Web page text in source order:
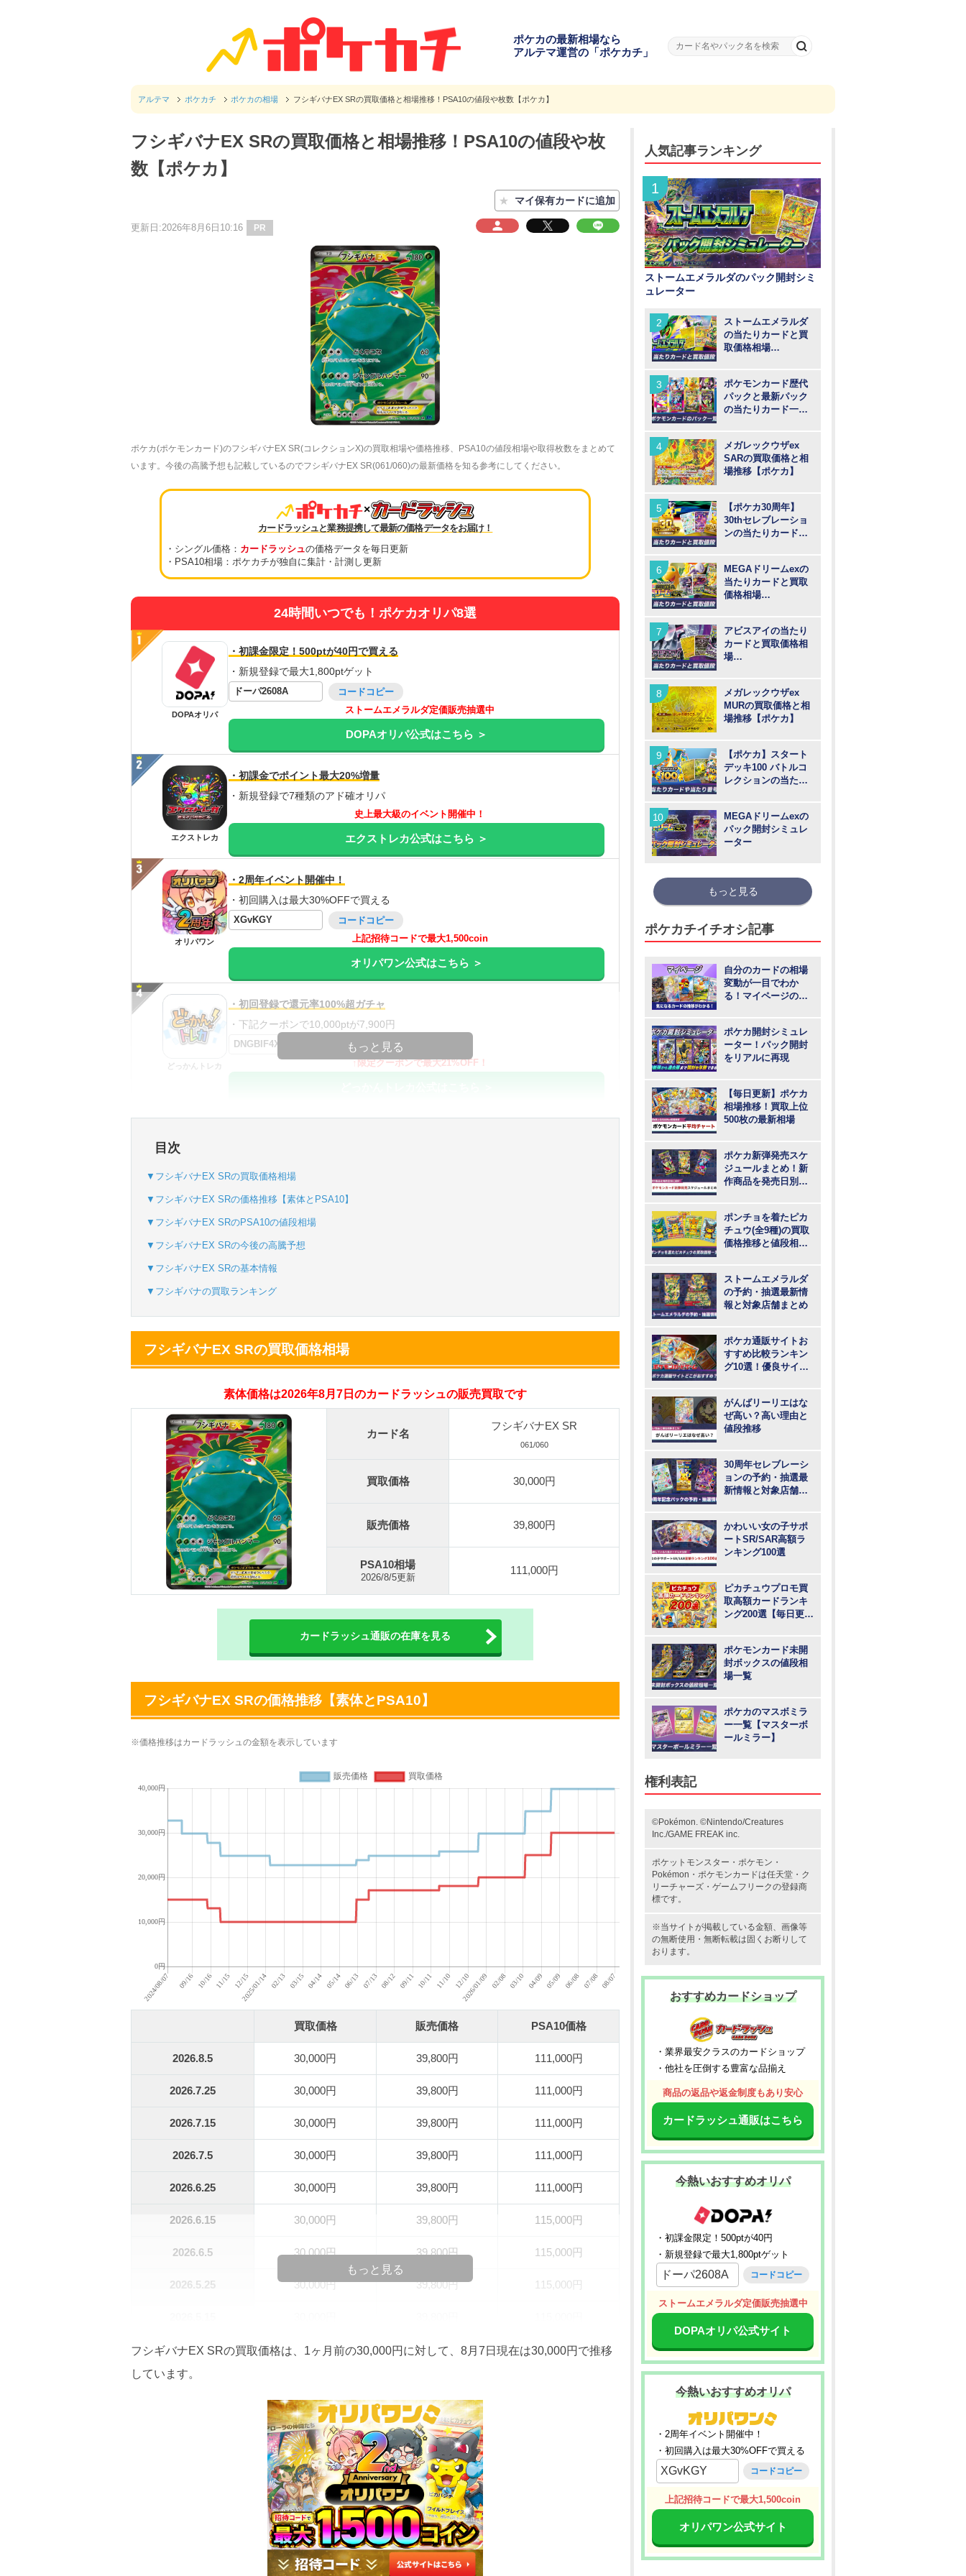
ポケカの最新相場なら
アルテマ運営の「ポケカチ」
アルテマ ポケカチ ポケカの相場 フシギバナEX SRの買取価格と相場推移！PSA10の値段や枚数【ポケカ】
フシギバナEX SRの買取価格と相場推移！PSA10の値段や枚
数【ポケカ】
★ マイ保有カードに追加
更新日:2026年8月6日10:16 PR
ポケカ(ポケモンカード)のフシギバナEX SR(コレクションX)の買取相場や価格推移、PSA10の値段相場や取得枚数をまとめて
います。今後の高騰予想も記載しているのでフシギバナEX SR(061/060)の最新価格を知る参考にしてください。
×
カードラッシュと業務提携して最新の価格データをお届け！
・シングル価格： カードラッシュの価格データを毎日更新
・PSA10相場：ポケカチが独自に集計・計測し更新
24時間いつでも！ポケカオリパ8選
DOPAオリパ
・初課金限定！500ptが40円で買える
・新規登録で最大1,800ptゲット
ドーパ2608A
コードコピー
ストームエメラルダ定価販売抽選中
DOPAオリパ公式はこちら ＞
エクストレカ
・初課金でポイント最大20%増量
・新規登録で7種類のアド確オリパ
史上最大級のイベント開催中！
エクストレカ公式はこちら ＞
オリパワン
・2周年イベント開催中！
・初回購入は最大30%OFFで買える
XGvKGY
コードコピー
上記招待コードで最大1,500coin
オリパワン公式はこちら ＞
どっかんトレカ
・初回登録で還元率100%超ガチャ
・下記クーポンで10,000ptが7,900円
DNGBIF4X
コードコピー
↑限定クーポンで最大21%OFF！
オリパスタジアム
・atone・ペイディ対応！
・新規登録で6種類アド確解禁
オリパスタジアム公式はこちら ＞
オリくじ
・新規登録で無料100連できる！
TVCM記念！激熱イベント開催中
TORAオリパ
・リリース1周年イベント開催中！
・新規登録で最大90%OFF
TORAオリパ公式はこちら ＞
もっと見る
目次
▼フシギバナEX SRの買取価格相場
▼フシギバナEX SRの価格推移【素体とPSA10】
▼フシギバナEX SRのPSA10の値段相場
▼フシギバナEX SRの今後の高騰予想
▼フシギバナEX SRの基本情報
▼フシギバナの買取ランキング
フシギバナEX SRの買取価格相場
素体価格は2026年8月7日のカードラッシュの販売買取です
カード名
フシギバナEX SR
061/060
買取価格 30,000円
販売価格 39,800円
PSA10相場
2026/8/5更新
111,000円
カードラッシュ通販の在庫を見る
フシギバナEX SRの価格推移【素体とPSA10】
※価格推移はカードラッシュの金額を表示しています
買取価格 販売価格 PSA10価格
2026.8.5 30,000円 39,800円 111,000円
2026.7.25 30,000円 39,800円 111,000円
2026.7.15 30,000円 39,800円 111,000円
2026.7.5 30,000円 39,800円 111,000円
2026.6.25 30,000円 39,800円 111,000円
2026.6.15 30,000円 39,800円 115,000円
2026.6.5 30,000円 39,800円 115,000円
2026.5.25 30,000円 39,800円 115,000円
2026.5.5 30,000円 39,800円 92,000円
2026.4.25
25,000円 34,800円
25,000円 34,800円
25,000円 34,800円
25,000円 34,800円
20,000円 29,800円
もっと見る
フシギバナEX SRの買取価格は、1ヶ月前の30,000円に対して、8月7日現在は30,000円で推移
しています。
人気記事ランキング
ストームエメラルダのパック開封シミ
ュレーター
ストームエメラルダ
の当たりカードと買
取価格相場
ポケモンカード歴代
パックと最新パック
の当たりカード一覧
メガレックウザex
SARの買取価格と相
場推移【ポケカ】
【ポケカ30周年】
30thセレブレーショ
ンの当たりカードと
MEGAドリームexの
当たりカードと買取
価格相場
アビスアイの当たり
カードと買取価格相
場
メガレックウザex
MURの買取価格と相
場推移【ポケカ】
【ポケカ】スタート
デッキ100 バトルコ
レクションの当たり
MEGAドリームexの
パック開封シミュレ
ーター
もっと見る
ポケカチイチオシ記事
自分のカードの相場
変動が一目でわか
る！マイページの登
ポケカ開封シミュレ
ーター！パック開封
をリアルに再現
【毎日更新】ポケカ
相場推移！買取上位
500枚の最新相場
ポケカ新弾発売スケ
ジュールまとめ！新
作商品を発売日別に
ポンチョを着たピカ
チュウ(全9種)の買取
価格推移と値段相
ストームエメラルダ
の予約・抽選最新情
報と対象店舗まとめ
ポケカ通販サイトお
すすめ比較ランキン
グ10選！優良サイト
がんばリーリエはな
ぜ高い？高い理由と
値段推移
30周年セレブレーシ
ョンの予約・抽選最
新情報と対象店舗ま
かわいい女の子サポ
ートSR/SAR高額ラ
ンキング100選
ピカチュウプロモ買
取高額カードランキ
ング200選【毎日更
ポケモンカード未開
封ボックスの値段相
場一覧
ポケカのマスボミラ
ー一覧【マスターボ
ールミラー】
権利表記
©Pokémon. ©Nintendo/Creatures
Inc./GAME FREAK inc.
ポケットモンスター ・ポケモン・
Pokémon・ ポケモンカードは任天堂・ ク
リーチャーズ ・ ゲームフリークの登録商
標です。
※当サイトが掲載している金額、画像等
の無断使用・無断転載は固くお断りして
おります。
おすすめカードショップ
・業界最安クラスのカードショップ
・他社を圧倒する豊富な品揃え
商品の返品や返金制度もあり安心
カードラッシュ通販はこちら
今熱いおすすめオリパ
・初課金限定！500ptが40円
・新規登録で最大1,800ptゲット
ドーパ2608A コードコピー
ストームエメラルダ定価販売抽選中
DOPAオリパ公式サイト
今熱いおすすめオリパ
・2周年イベント開催中！
・初回購入は最大30%OFFで買える
XGvKGY コードコピー
上記招待コードで最大1,500coin
オリパワン公式サイト